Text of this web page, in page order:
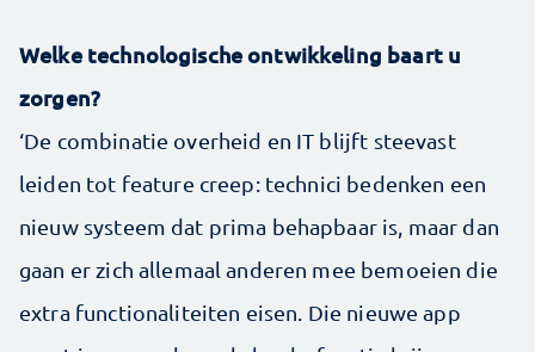
Welke technologische ontwikkeling baart u
zorgen?
‘De combinatie overheid en IT blijft steevast
leiden tot ­­feature creep: technici bedenken een
nieuw systeem dat prima behapbaar is, maar dan
gaan er zich allemaal anderen mee bemoeien die
extra functionaliteiten eisen. Die nieuwe app